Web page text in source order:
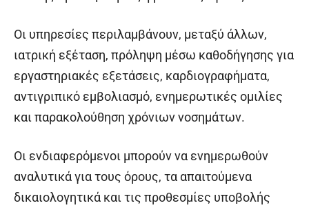
Οι υπηρεσίες περιλαμβάνουν, μεταξύ άλλων,
ιατρική εξέταση, πρόληψη μέσω καθοδήγησης για
εργαστηριακές εξετάσεις, καρδιογραφήματα,
αντιγριπικό εμβολιασμό, ενημερωτικές ομιλίες
και παρακολούθηση χρόνιων νοσημάτων.
Οι ενδιαφερόμενοι μπορούν να ενημερωθούν
αναλυτικά για τους όρους, τα απαιτούμενα
δικαιολογητικά και τις προθεσμίες υποβολής